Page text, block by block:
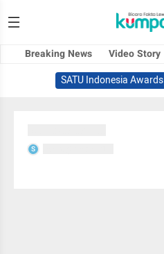
Breaking News Video Story
SATU Indonesia Awards
S